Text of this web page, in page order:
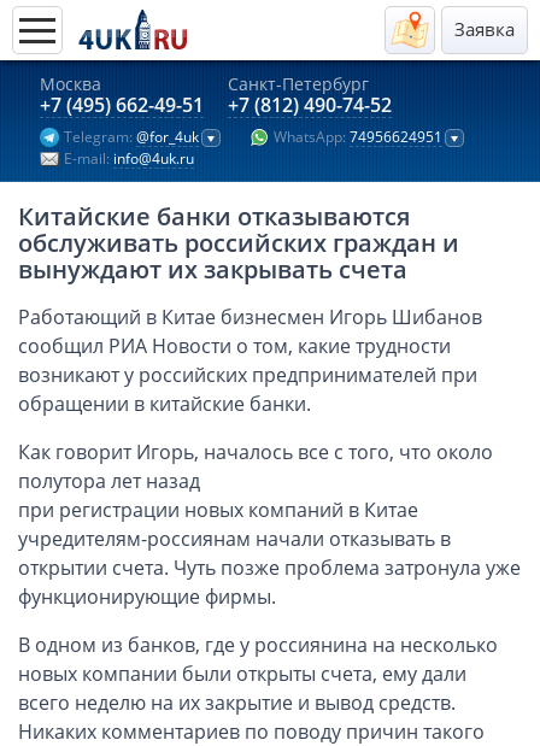
Заявка
Москва
+7 (495) 662-49-51
Санкт-Петербург
+7 (812) 490-74-52
Telegram: @for_4uk WhatsApp: 74956624951
E-mail: info@4uk.ru
Актуальные предложения 2026
Компании в Гонконге
Английские компании LTD
Киргизия (компания и счёт)
Компании в Китае
Казахстан (компания и счёт)
Открытие счета в банках Казахстана
Платежная система Гонконга
Платежная система Маврикия
Платежная система Казахстана
ОАЭ, Дубай (компания и счёт)
ОАЭ, Аджман (компания и счёт)
Оффшоры на Сейшелах
Счёт и карта в Турции для физлиц
Китайские банки отказываются
обслуживать российских граждан и
вынуждают их закрывать счета
Работающий в Китае бизнесмен Игорь Шибанов
сообщил РИА Новости о том, какие трудности
возникают у российских предпринимателей при
обращении в китайские банки.
Как говорит Игорь, началось все с того, что около
полутора лет назад
при регистрации новых компаний в Китае
учредителям-россиянам начали отказывать в
открытии счета. Чуть позже проблема затронула уже
функционирующие фирмы.
В одном из банков, где у россиянина на несколько
новых компании были открыты счета, ему дали
всего неделю на их закрытие и вывод средств.
Никаких комментариев по поводу причин такого